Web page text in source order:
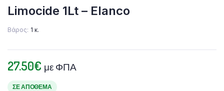
Limocide 1Lt – Elanco
Βάρος 1 κ.
27.50€ με ΦΠΑ
ΣΕ ΑΠΌΘΕΜΑ